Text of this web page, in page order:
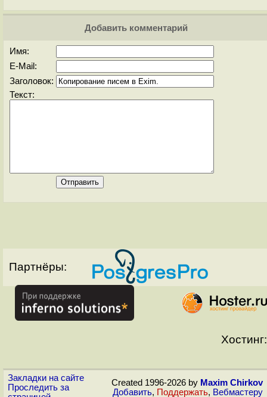
Добавить комментарий
Имя:
E-Mail:
Заголовок:
Текст:
Партнёры:
Хостинг:
Закладки на сайте
Проследить за
Created 1996-2026 by Maxim Chirkov
Добавить, Поддержать, Вебмастеру